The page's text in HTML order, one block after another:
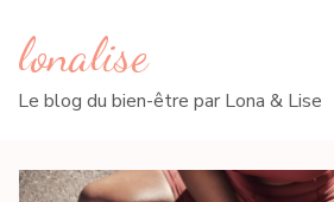
lonalise
Le blog du bien-être par Lona & Lise